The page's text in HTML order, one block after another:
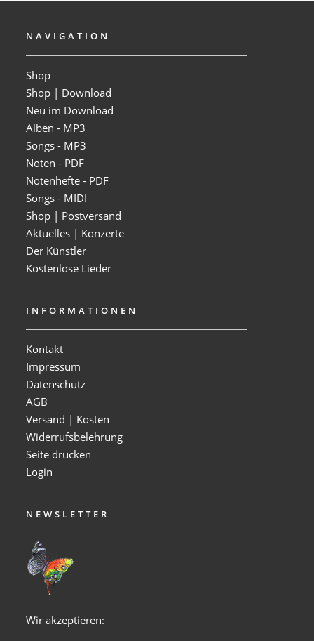
NAVIGATION
Shop
Shop | Download
Neu im Download
Alben - MP3
Songs - MP3
Noten - PDF
Notenhefte - PDF
Songs - MIDI
Shop | Postversand
Aktuelles | Konzerte
Der Künstler
Kostenlose Lieder
INFORMATIONEN
Kontakt
Impressum
Datenschutz
AGB
Versand | Kosten
Widerrufsbelehrung
Seite drucken
Login
NEWSLETTER
Wir akzeptieren: